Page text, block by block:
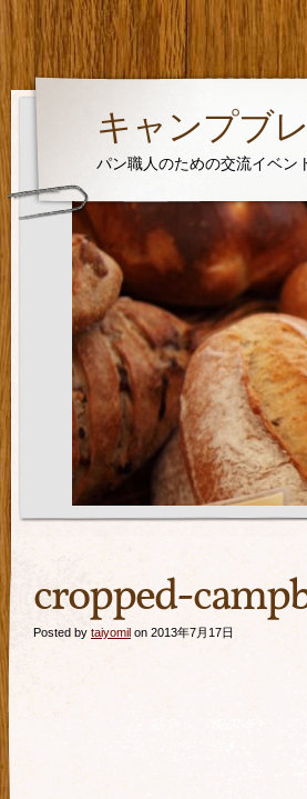
キャンプブ
パン職人のための交流イベン
cropped-
Posted by taiyomil on 2013年7月17日